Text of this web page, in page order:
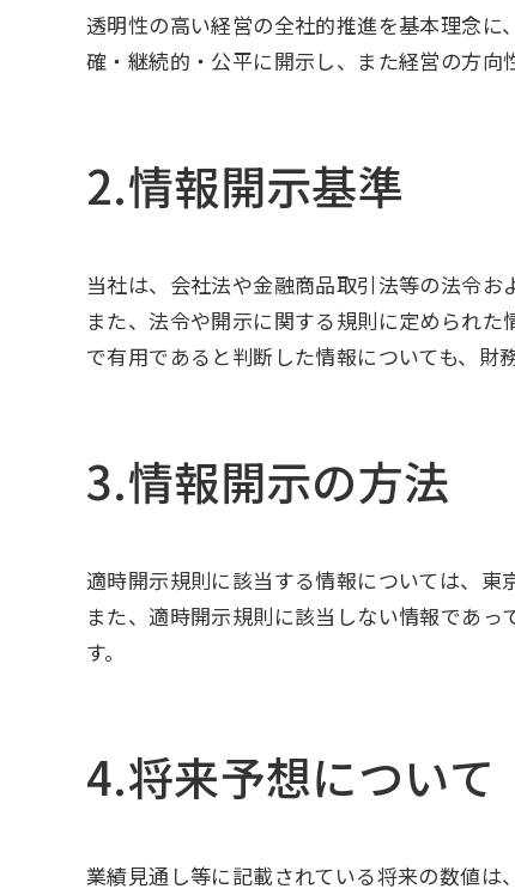
透明性の⾼い経営の全社的推進を基本理念
確・継続的・公平に開⽰し、また経営の⽅向
2.情報開⽰基準
当社は、会社法や⾦融商品取引法等の法令お
また、法令や開⽰に関する規則に定められ
で有⽤であると判断した情報についても、財
3.情報開⽰の⽅法
適時開⽰規則に該当する情報については、東
また、適時開⽰規則に該当しない情報であ
す。
4.将来予想について
業績⾒通し等に記載されている将来の数値